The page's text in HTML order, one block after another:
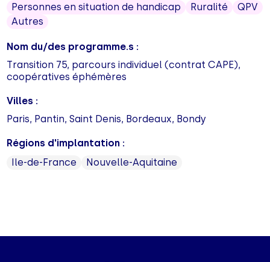
Personnes en situation de handicap
Ruralité
QPV
Autres
Nom du/des programme.s :
Transition 75, parcours individuel (contrat CAPE),
coopératives éphémères
Villes :
Paris, Pantin, Saint Denis, Bordeaux, Bondy
Régions d'implantation :
Ile-de-France
Nouvelle-Aquitaine